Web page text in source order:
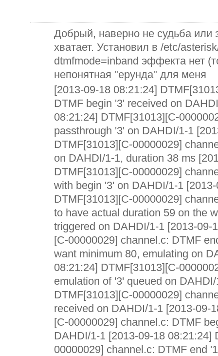
Добрый, наверно не судьба или
хватает. Установил в /etc/
dtmfmode=inband эффекта нет
непонятная "ерунда" для меня
[2013-09-18 08:21:24]
DTMF begin '3' received on
08:21:24] DTMF[31013][C-
passthrough '3' on DAHDI/1-1
DTMF[31013][C-00000029]
on DAHDI/1-1, duration 38 ms
DTMF[31013][C-00000029]
with begin '3' on DAHDI/1-1
DTMF[31013][C-00000029]
to have actual duration 59 on the
triggered on DAHDI/1-1 [2013-09-
[C-00000029] channel.c: DTMF
want minimum 80, emulating on
08:21:24] DTMF[31013][C-
emulation of '3' queued on
DTMF[31013][C-00000029]
received on DAHDI/1-1 [2013-09-
[C-00000029] channel.c: DTMF
DAHDI/1-1 [2013-09-18 08:21:24]
00000029] channel.c: DTMF end